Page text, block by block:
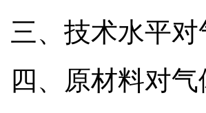
术水平对气
材料对气体